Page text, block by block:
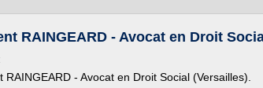
RAINGEARD - Avocat en Droit
RAINGEARD - Avocat en Droit Social (Versailles).